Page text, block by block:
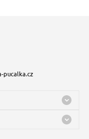
pucalka.cz